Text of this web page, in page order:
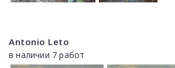
Antonio Leto
в наличии 7 работ